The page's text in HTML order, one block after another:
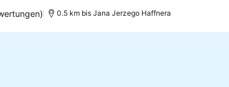
0.5 km bis Jana Jerzego Haffnera